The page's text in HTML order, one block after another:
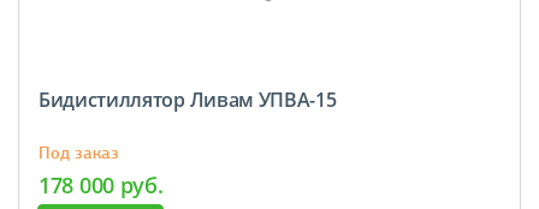
Бидистиллятор Ливам УПВА-15
Под заказ
178 000 руб.